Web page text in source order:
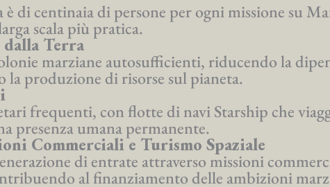
di centinaia di persone per ogni missione su
scala più pratica.
Terra
marziane autosufficienti, riducendo la
produzione di risorse sul pianeta.
frequenti, con flotte di navi Starship che
presenza umana permanente.
Commerciali e Turismo Spaziale
di entrate attraverso missioni
al finanziamento delle ambizioni